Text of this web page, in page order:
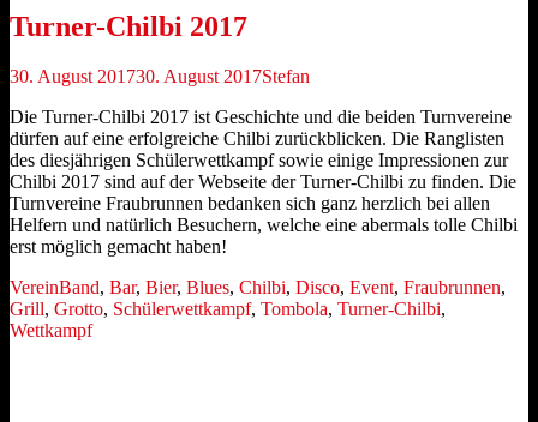
Turner-Chilbi 2017
Veröffentlicht
30. August 201730. August 2017Autor
Stefan
Die Turner-Chilbi 2017 ist Geschichte und die beiden Turnvereine
dürfen auf eine erfolgreiche Chilbi zurückblicken. Die Ranglisten
des diesjährigen Schülerwettkampf sowie einige Impressionen zur
Chilbi 2017 sind auf der Webseite der Turner-Chilbi zu finden. Die
Turnvereine Fraubrunnen bedanken sich ganz herzlich bei allen
Helfern und natürlich Besuchern, welche eine abermals tolle Chilbi
erst möglich gemacht haben!
Kategorien
VereinSchlagworte
Band, Bar, Bier, Blues, Chilbi, Disco, Event, Fraubrunnen,
Grill, Grotto, Schülerwettkampf, Tombola, Turner-Chilbi,
Wettkampf